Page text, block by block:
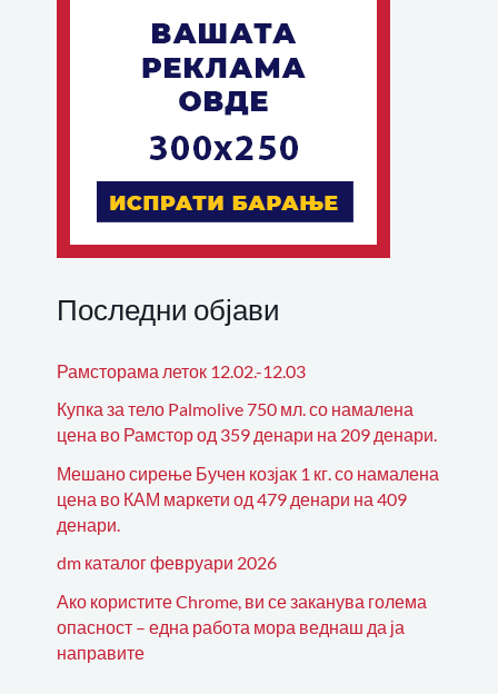
Последни објави
Рамсторама леток 12.02.-12.03
Купка за тело Palmolive 750 мл. со намалена
цена во Рамстор од 359 денари на 209 денари.
Мешано сирење Бучен козјак 1 кг. со намалена
цена во КАМ маркети од 479 денари на 409
денари.
dm каталог февруари 2026
Ако користите Chrome, ви се заканува голема
опасност – една работа мора веднаш да ја
направите